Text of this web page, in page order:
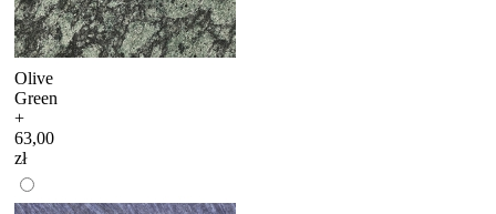
Olive
Green
+
63,00
zł